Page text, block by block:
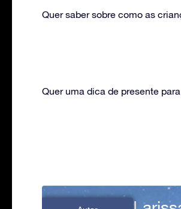
Quer saber sobre como as
Quer uma dica de presente